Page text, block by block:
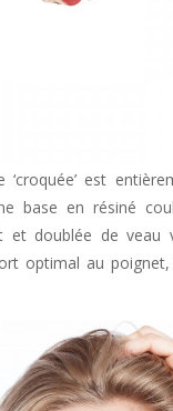
‘croquée’ est
base en résiné
et doublée de veau
optimal au poignet,